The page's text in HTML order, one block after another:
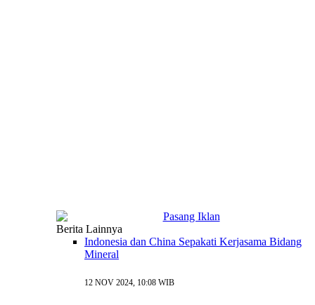
Berita Lainnya
Indonesia dan China Sepakati Kerjasama Bidang
Mineral
12 NOV 2024, 10:08 WIB